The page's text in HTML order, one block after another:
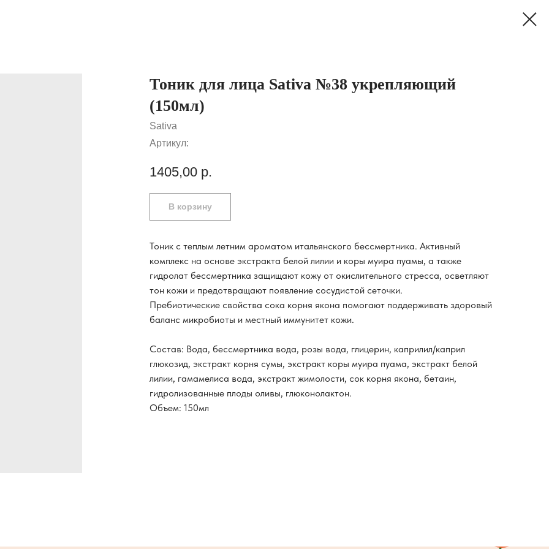
Тоник для лица Sativa №38 укрепляющий
(150мл)
Sativa
Артикул:
1405,00 р.
В корзину
Тоник с теплым летним ароматом итальянского бессмертника. Активный
комплекс на основе экстракта белой лилии и коры муира пуамы, а также
гидролат бессмертника защищают кожу от окислительного стресса, осветляют
тон кожи и предотвращают появление сосудистой сеточки.
Пребиотические свойства сока корня якона помогают поддерживать здоровый
баланс микробиоты и местный иммунитет кожи.
Состав: Вода, бессмертника вода, розы вода, глицерин, каприлил/каприл
глюкозид, экстракт корня сумы, экстракт коры муира пуама, экстракт белой
лилии, гамамелиса вода, экстракт жимолости, сок корня якона, бетаин,
гидролизованные плоды оливы, глюконолактон.
Объем: 150мл